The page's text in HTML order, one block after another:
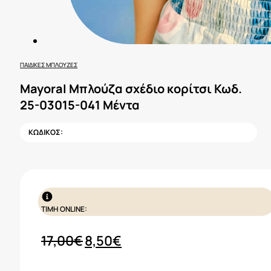
ΠΑΙΔΙΚΈΣ ΜΠΛΟΎΖΕΣ
Mayoral Μπλούζα σχέδιο κορίτσι Κωδ.
25-03015-041 Μέντα
ΚΩΔΙΚΟΣ:
ΤΙΜΗ ONLINE:
17,00€Original
8,50€